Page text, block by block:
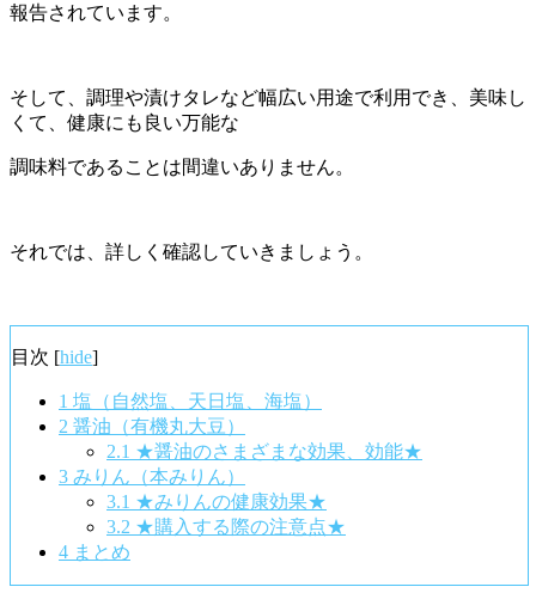
報告されています。
そして、調理や漬けタレなど幅広い用途で利用でき、美味し
くて、健康にも良い万能な
調味料であることは間違いありません。
それでは、詳しく確認していきましょう。
目次 [hide]
1 塩（自然塩、天日塩、海塩）
2 醤油（有機丸大豆）
2.1 ★醤油のさまざまな効果、効能★
3 みりん（本みりん）
3.1 ★みりんの健康効果★
3.2 ★購入する際の注意点★
4 まとめ